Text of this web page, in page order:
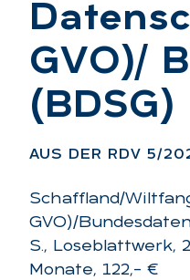
:
GVO)/
(BDSG)
AUS DER RDV 5/
Schaffland/
GVO)/
S., Loseblattwerk,
Monate, 122,– €